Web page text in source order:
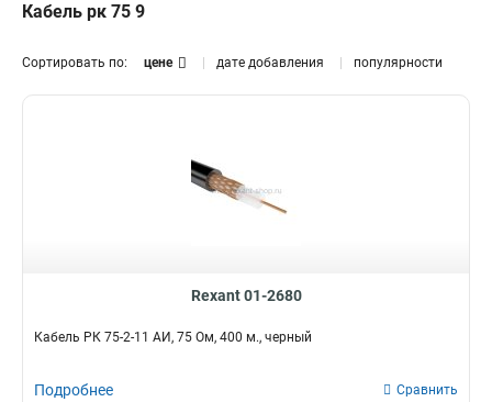
Кабель рк 75 9
Сортировать по: цене дате добавления популярности
Rexant 01-2680
Кабель РК 75-2-11 АИ, 75 Ом, 400 м., черный
Подробнее Сравнить